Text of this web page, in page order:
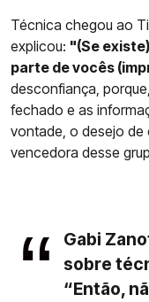
Técnica chegou ao
explicou: "(Se
parte de vocês
desconfiança,
fechado e as
vontade, o desejo de
vencedora desse
Gabi
sobre
“Então,